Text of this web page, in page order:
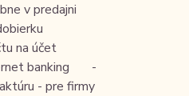
v predajni
na účet
banking -
- pre firmy